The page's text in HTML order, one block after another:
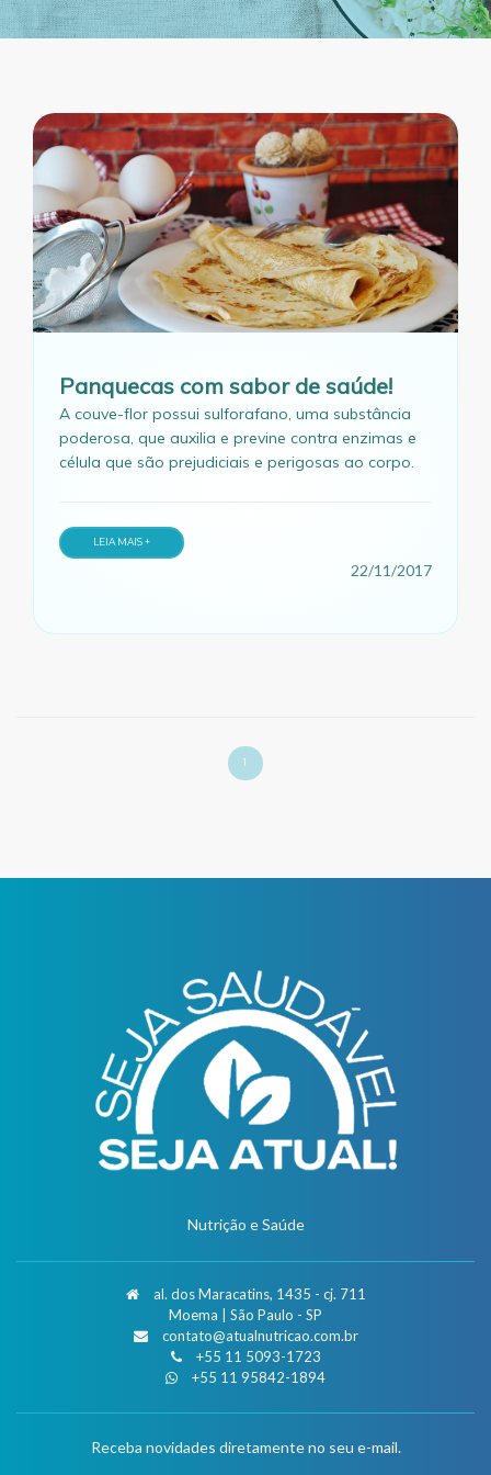
Panquecas com sabor de saúde!
A couve-flor possui sulforafano, uma substância
poderosa, que auxilia e previne contra enzimas e
célula que são prejudiciais e perigosas ao corpo.
LEIA MAIS +
22/11/2017
1
Nutrição e Saúde
al. dos Maracatins, 1435 - cj. 711
Moema | São Paulo - SP
contato@atualnutricao.com.br
+55 11 5093-1723
+55 11 95842-1894
Receba novidades diretamente no seu e-mail.